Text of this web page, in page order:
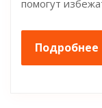
помогут
Подробнее